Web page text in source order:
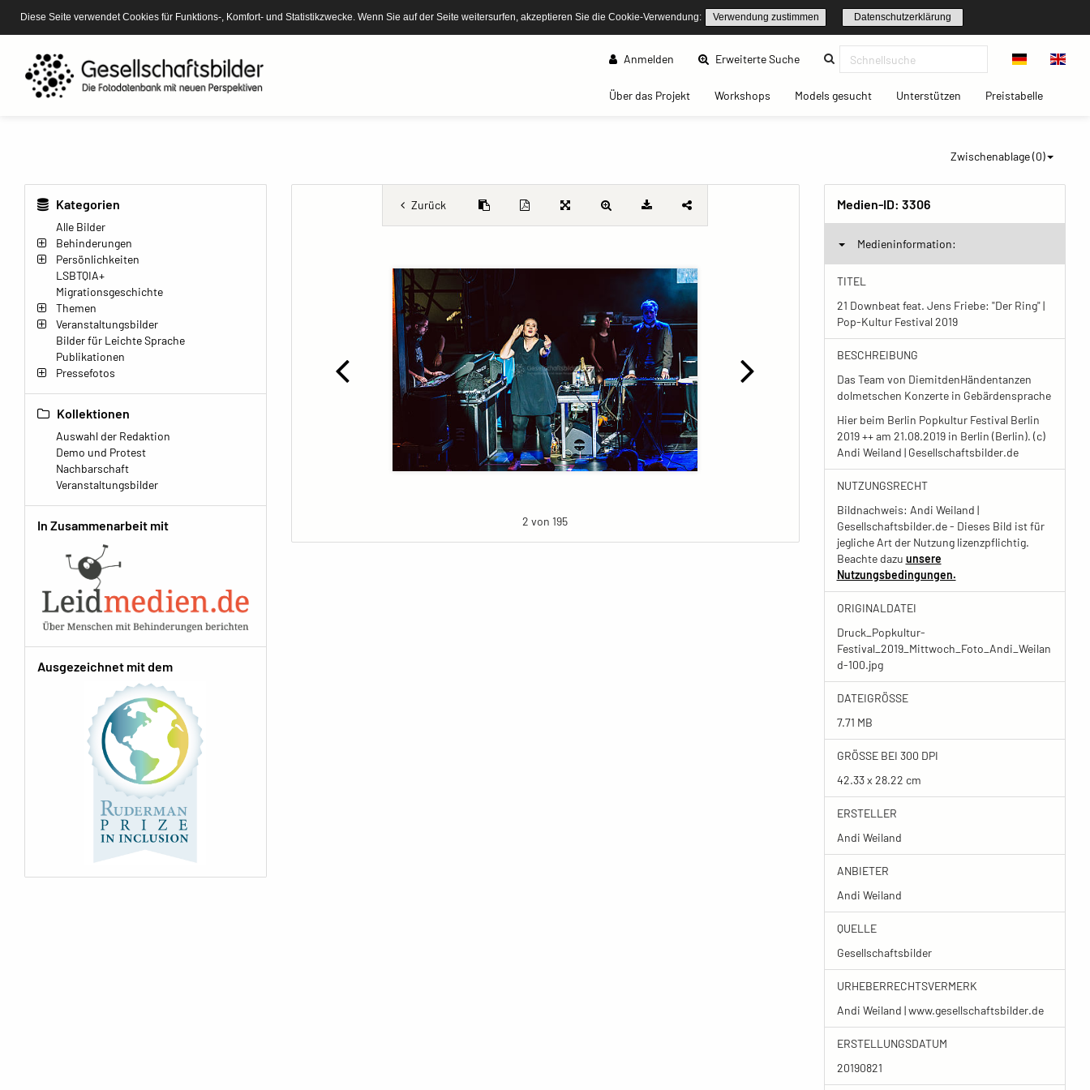
Diese Seite verwendet Cookies für Funktions-, Komfort- und Statistikzwecke. Wenn Sie auf der Seite weitersurfen, akzeptieren Sie die Cookie-Verwendung: Verwendung zustimmen Datenschutzerklärung
Anmelden Erweiterte Suche(current)
Über das Projekt(current)Workshops(current)Models gesucht(current)Unterstützen(current)Preistabelle(current)
Zwischenablage (0)
Kategorien
Alle Bilder
Behinderungen
Persönlichkeiten
LSBTQIA+
Migrationsgeschichte
Themen
Veranstaltungsbilder
Bilder für Leichte Sprache
Publikationen
Pressefotos
Kollektionen
Auswahl der Redaktion
Demo und Protest
Nachbarschaft
Veranstaltungsbilder
In Zusammenarbeit mit
Ausgezeichnet mit dem
Zurück
2 von 195
Medien-ID: 3306
Medieninformation:
TITEL
21 Downbeat feat. Jens Friebe: "Der Ring" |
Pop-Kultur Festival 2019
BESCHREIBUNG
Das Team von DiemitdenHändentanzen
dolmetschen Konzerte in Gebärdensprache
Hier beim Berlin Popkultur Festival Berlin
2019 ++ am 21.08.2019 in Berlin (Berlin). (c)
Andi Weiland | Gesellschaftsbilder.de
NUTZUNGSRECHT
Bildnachweis: Andi Weiland |
Gesellschaftsbilder.de - Dieses Bild ist für
jegliche Art der Nutzung lizenzpflichtig.
Beachte dazu unsere
Nutzungsbedingungen.
ORIGINALDATEI
Druck_Popkultur-
Festival_2019_Mittwoch_Foto_Andi_Weilan
d-100.jpg
DATEIGRÖSSE
7.71 MB
GRÖSSE BEI 300 DPI
42.33 x 28.22 cm
ERSTELLER
Andi Weiland
ANBIETER
Andi Weiland
QUELLE
Gesellschaftsbilder
URHEBERRECHTSVERMERK
Andi Weiland | www.gesellschaftsbilder.de
ERSTELLUNGSDATUM
20190821